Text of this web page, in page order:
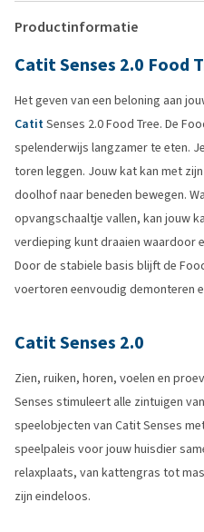
Productinformatie
Catit Senses 2.0 Food
Het geven van een beloning aan
CatitSenses 2.0 Food Tree. De
spelenderwijs langzamer te eten.
toren leggen. Jouw kat kan met
doolhof naar beneden bewegen.
opvangschaaltje vallen, kan jouw
verdieping kunt draaien waardoor
Door de stabiele basis blijft de
voertoren eenvoudig demonteren
Catit Senses 2.0
Zien, ruiken, horen, voelen en
Senses stimuleert alle zintuigen
speelobjecten van Catit Senses
speelpaleis voor jouw huisdier
relaxplaats, van kattengras tot
zijn eindeloos.